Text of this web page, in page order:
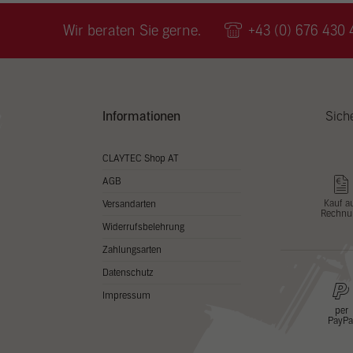
Wir beraten Sie gerne. +43 (0) 676 430
Informationen
CLAYTEC Shop AT
AGB
Versandarten
Widerrufsbelehrung
Zahlungsarten
Datenschutz
Impressum
Kauf
per
PayPal
zu